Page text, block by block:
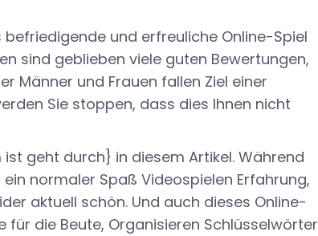
und erfreuliche Online-Spiel
sind geblieben viele guten Bewertungen,
Männer und Frauen fallen Ziel einer
Sie stoppen, dass dies Ihnen nicht
geht durch} in diesem Artikel. Während
normaler Spaß Videospielen Erfahrung,
aktuell schön. Und auch dieses Online-
die Beute, Organisieren Schlüsselwörter